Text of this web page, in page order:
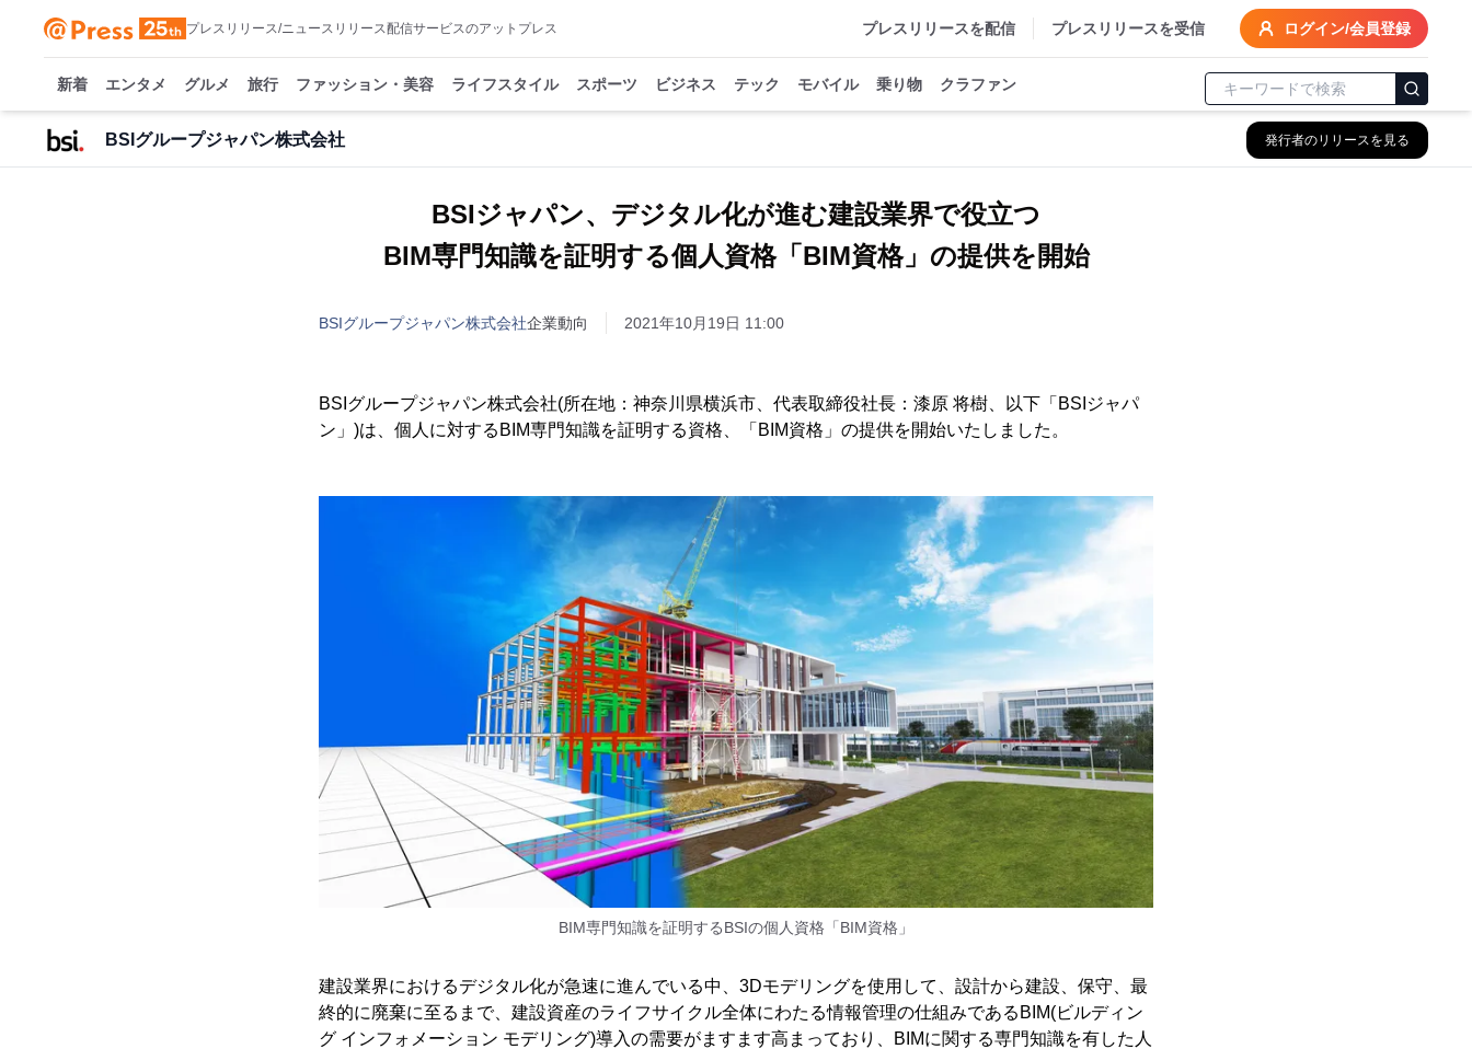
プレスリリース/ニュースリリース配信サービスのアットプレス プレスリリースを配信 プレスリリースを受信 ログイン/会員登録
新着 エンタメ グルメ 旅行 ファッション・美容 ライフスタイル スポーツ ビジネス テック モバイル 乗り物 クラファン
BSIグループジャパン株式会社 発行者のリリースを見る
BSIジャパン、デジタル化が進む建設業界で役立つ
BIM専門知識を証明する個人資格「BIM資格」の提供を開始
BSIグループジャパン株式会社企業動向 2021年10月19日 11:00
BSIグループジャパン株式会社(所在地：神奈川県横浜市、代表取締役社長：漆原 将樹、以下「BSIジャパ
ン」)は、個人に対するBIM専門知識を証明する資格、「BIM資格」の提供を開始いたしました。
BIM専門知識を証明するBSIの個人資格「BIM資格」
建設業界におけるデジタル化が急速に進んでいる中、3Dモデリングを使用して、設計から建設、保守、最
終的に廃棄に至るまで、建設資産のライフサイクル全体にわたる情報管理の仕組みであるBIM(ビルディン
グ インフォメーション モデリング)導入の需要がますます高まっており、BIMに関する専門知識を有した人